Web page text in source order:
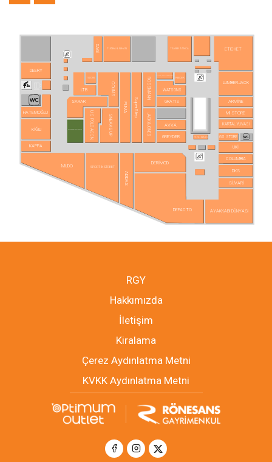
ADIDAS
ARMİNE
AURA ACCESSORİES
AVVA
AYAKKABI DÜNYASI
COLUMBIA
DAGİ
DEERY
DEFACTO
DERİMOD
DKS
ETICHET
GRATIS
GREYDER
HATEMOĞLU
KAPPA
KİĞILI
LTB
LUMBERJACK
MI STORE
MUDO
PUMA
REEDER
ROSSMANN
SARAR
SÜVARİ
TUĞBA & NİHAN
U.S POLO ASSN.
UKİ
WATSONS
SNEAKS UP
SPORT IN STREET
GS STORE
JACK&JONES
COLIN'S
TUDORS
SuperStep
KARTAL YUVASI
CLOU NAILS
TAMER TANCA
RGY
Hakkımızda
İletişim
Kiralama
Çerez Aydınlatma Metni
KVKK Aydınlatma Metni